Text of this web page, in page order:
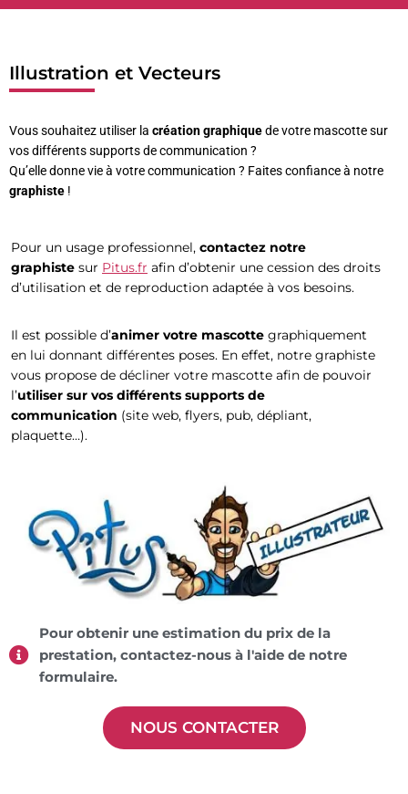
Illustration et Vecteurs
Vous souhaitez utiliser la création graphiquede votre mascotte sur
vos différents supports de communication ?
Qu’elle donne vie à votre communication ? Faites confiance à notre
graphiste !
Pour un usage professionnel, contactez notre
graphiste sur Pitus.fr afin d’obtenir une cession des droits
d’utilisation et de reproduction adaptée à vos besoins.
Il est possible d’animer votre mascotte graphiquement
en lui donnant différentes poses. En effet, notre graphiste
vous propose de décliner votre mascotte afin de pouvoir
l’utiliser sur vos différents supports de
communication (site web, flyers, pub, dépliant,
plaquette…).
Pour obtenir une estimation du prix de la
prestation, contactez-nous à l'aide de notre
formulaire.
NOUS CONTACTER